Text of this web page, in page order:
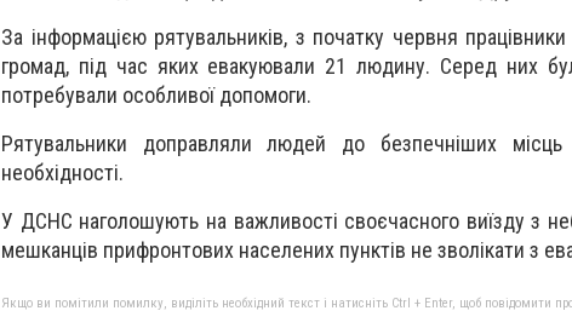
За інформацією рятувальників, з початку червня
громад, під час яких евакуювали 21 людину. Серед них
потребували особливої допомоги.
Рятувальники доправляли людей до безпечніших
необхідності.
У ДСНС наголошують на важливості своєчасного виїзду з
мешканців прифронтових населених пунктів не зволікати з
Якщо ви помітили помилку, виділіть необхідний текст і натисніть Ctrl + Enter, щоб повідомити